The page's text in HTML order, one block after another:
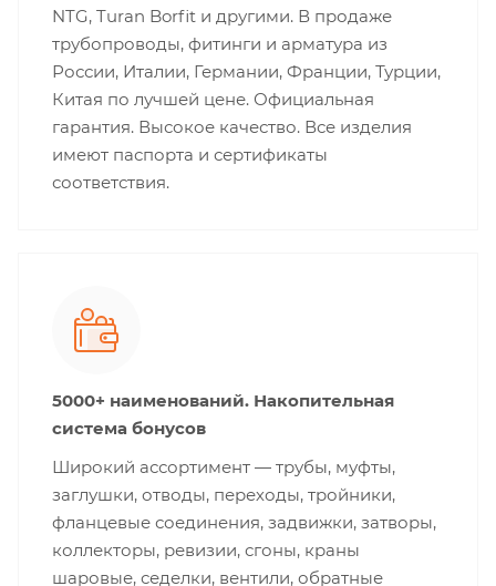
NTG, Turan Borfit и другими. В продаже
трубопроводы, фитинги и арматура из
России, Италии, Германии, Франции, Турции,
Китая по лучшей цене. Официальная
гарантия. Высокое качество. Все изделия
имеют паспорта и сертификаты
соответствия.
5000+ наименований. Накопительная
система бонусов
Широкий ассортимент — трубы, муфты,
заглушки, отводы, переходы, тройники,
фланцевые соединения, задвижки, затворы,
коллекторы, ревизии, сгоны, краны
шаровые, седелки, вентили, обратные